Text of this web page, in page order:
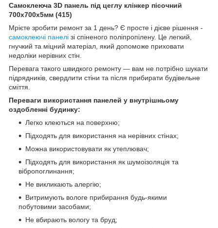
Самоклеюча 3D панель під цеглу клінкер пісочний
700x700x5мм (415)
Мрієте зробити ремонт за 1 день? Є просте і дієве рішення -
самоклеючі панелі зі спіненого поліпропілену. Це легкий,
гнучкий та міцний матеріал, який допоможе приховати
недоліки нерівних стін.
Перевага такого швидкого ремонту — вам не потрібно шукати
підрядників, свердлити стіни та після прибирати будівельне
сміття.
Переваги використання панелей у внутрішньому
оздобленні будинку:
Легко клеються на поверхню;
Підходять для використання на нерівних стінах;
Можна використовувати як утеплювач;
Підходять для використання як шумоізоляція та
вібропоглинання;
Не викликають алергію;
Витримують вологе прибирання будь-якими
побутовими засобами;
Не вбирають вологу та бруд;